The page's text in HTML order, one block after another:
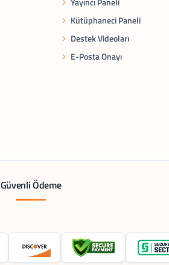
Kütüphaneci Paneli
Destek Videoları
E-Posta Onayı
Güvenli Ödeme